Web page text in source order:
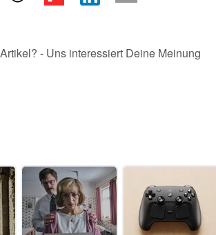
- Uns interessiert Deine Meinung